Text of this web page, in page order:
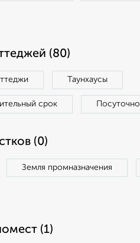
(80)
Таунхаусы
срок Посуточно
(0)
Земля промназначения
(1)